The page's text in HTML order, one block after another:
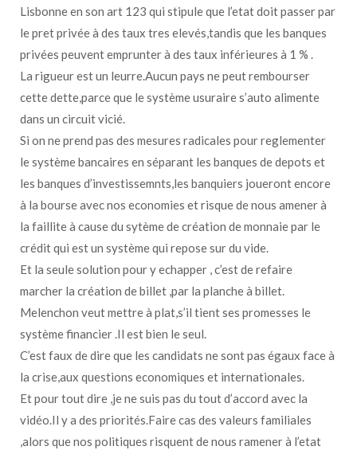
Lisbonne en son art 123 qui stipule que l’etat doit passer par
le pret privée à des taux tres elevés,tandis que les banques
privées peuvent emprunter à des taux inférieures à 1 % .
La rigueur est un leurre.Aucun pays ne peut rembourser
cette dette,parce que le système usuraire s’auto alimente
dans un circuit vicié.
Si on ne prend pas des mesures radicales pour reglementer
le système bancaires en séparant les banques de depots et
les banques d’investissemnts,les banquiers joueront encore
à la bourse avec nos economies et risque de nous amener à
la faillite à cause du sytème de création de monnaie par le
crédit qui est un système qui repose sur du vide.
Et la seule solution pour y echapper , c’est de refaire
marcher la création de billet ,par la planche à billet.
Melenchon veut mettre à plat,s’il tient ses promesses le
système financier .Il est bien le seul.
C’est faux de dire que les candidats ne sont pas égaux face à
la crise,aux questions economiques et internationales.
Et pour tout dire ,je ne suis pas du tout d’accord avec la
vidéo.Il y a des priorités.Faire cas des valeurs familiales
,alors que nos politiques risquent de nous ramener à l’etat